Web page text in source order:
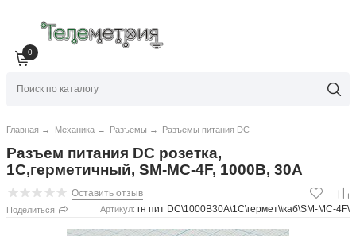
0
Главная → Механика → Разъемы → Разъемы питания DC
Разъем питания DC розетка,
1C,герметичный, SM-MC-4F, 1000В, 30А
Оставить отзыв
Поделиться Артикул: гн пит DC\1000В30А\1C\гермет\\каб\SM-MC-4F\